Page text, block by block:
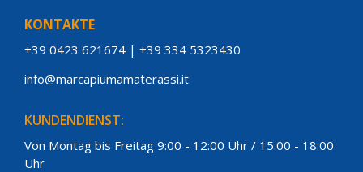
KONTAKTE
+39 0423 621674 | +39 334 5323430
info@marcapiumamaterassi.it
KUNDENDIENST:
Von Montag bis Freitag 9:00 - 12:00 Uhr / 15:00 - 18:00
Uhr